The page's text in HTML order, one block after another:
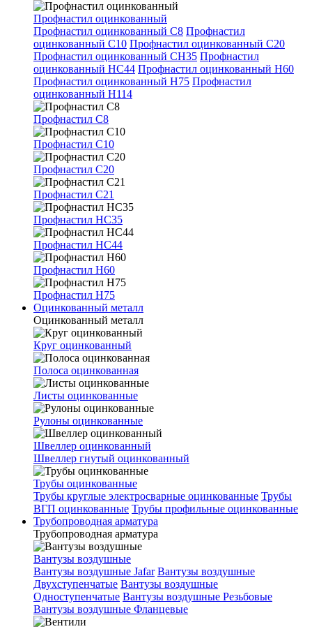
Профнастил оцинкованный
Профнастил оцинкованный С8 Профнастил
оцинкованный С10 Профнастил оцинкованный С20
Профнастил оцинкованный СН35 Профнастил
оцинкованный НС44 Профнастил оцинкованный Н60
Профнастил оцинкованный Н75 Профнастил
оцинкованный Н114
Профнастил С8
Профнастил С10
Профнастил С20
Профнастил С21
Профнастил НС35
Профнастил НС44
Профнастил Н60
Профнастил Н75
Оцинкованный металл
Оцинкованный металл
Круг оцинкованный
Полоса оцинкованная
Листы оцинкованные
Рулоны оцинкованные
Швеллер оцинкованный
Швеллер гнутый оцинкованный
Трубы оцинкованные
Трубы круглые электросварные оцинкованные Трубы
ВГП оцинкованные Трубы профильные оцинкованные
Трубопроводная арматура
Трубопроводная арматура
Вантузы воздушные
Вантузы воздушные Jafar Вантузы воздушные
Двухступенчатые Вантузы воздушные
Одноступенчатые Вантузы воздушные Резьбовые
Вантузы воздушные Фланцевые